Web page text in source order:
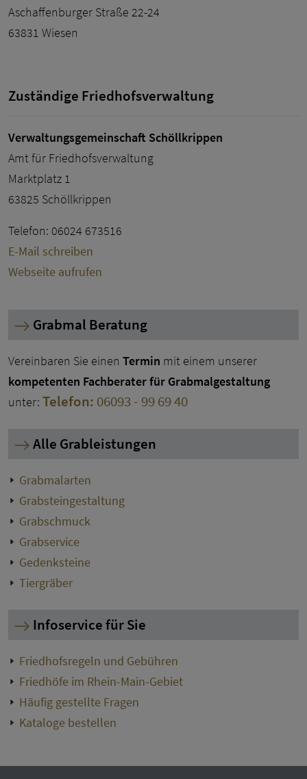
Aschaffenburger Straße 22-24
63831 Wiesen
Zuständige Friedhofsverwaltung
Verwaltungsgemeinschaft Schöllkrippen
Amt für Friedhofsverwaltung
Marktplatz 1
63825 Schöllkrippen
Telefon: 06024 673516
E-Mail schreiben
Webseite aufrufen
Grabmal Beratung
Vereinbaren Sie einen Termin mit einem unserer
kompetenten Fachberater für Grabmalgestaltung
unter: Telefon: 06093 - 99 69 40
Alle Grableistungen
Grabmalarten
Grabsteingestaltung
Grabschmuck
Grabservice
Gedenksteine
Tiergräber
Infoservice für Sie
Friedhofsregeln und Gebühren
Friedhöfe im Rhein-Main-Gebiet
Häufig gestellte Fragen
Kataloge bestellen